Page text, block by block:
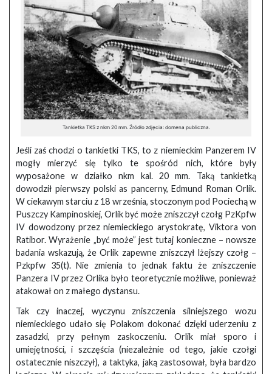
Tankietka TKS z nkm 20 mm. Źródło zdjęcia: domena publiczna.
Jeśli zaś chodzi o tankietki TKS, to z niemieckim Panzerem IV
mogły mierzyć się tylko te spośród nich, które były
wyposażone w działko nkm kal. 20 mm. Taką tankietką
dowodził pierwszy polski as pancerny, Edmund Roman Orlik.
W ciekawym starciu z 18 września, stoczonym pod Pociechą w
Puszczy Kampinoskiej, Orlik być może zniszczył czołg PzKpfw
IV dowodzony przez niemieckiego arystokratę, Viktora von
Ratibor. Wyrażenie „być może” jest tutaj konieczne – nowsze
badania wskazują, że Orlik zapewne zniszczył lżejszy czołg –
Pzkpfw 35(t). Nie zmienia to jednak faktu że zniszczenie
Panzera IV przez Orlika było teoretycznie możliwe, ponieważ
atakował on z małego dystansu.
Tak czy inaczej, wyczynu zniszczenia silniejszego wozu
niemieckiego udało się Polakom dokonać dzięki uderzeniu z
zasadzki, przy pełnym zaskoczeniu. Orlik miał sporo i
umiejętności, i szczęścia (niezależnie od tego, jakie czołgi
ostatecznie niszczył), a taktyka, jaką zastosował, była bardzo